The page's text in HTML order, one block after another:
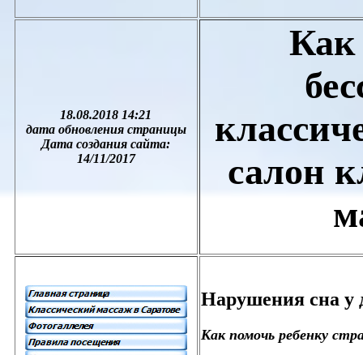
18.08.2018 14:21
дата обновления страницы
Дата создания сайта:
14/11/2017
Как
салон
Нарушения сна у
Как помочь ребенку